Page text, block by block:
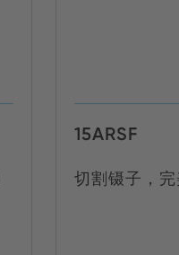
15ARSF
切割镊子，